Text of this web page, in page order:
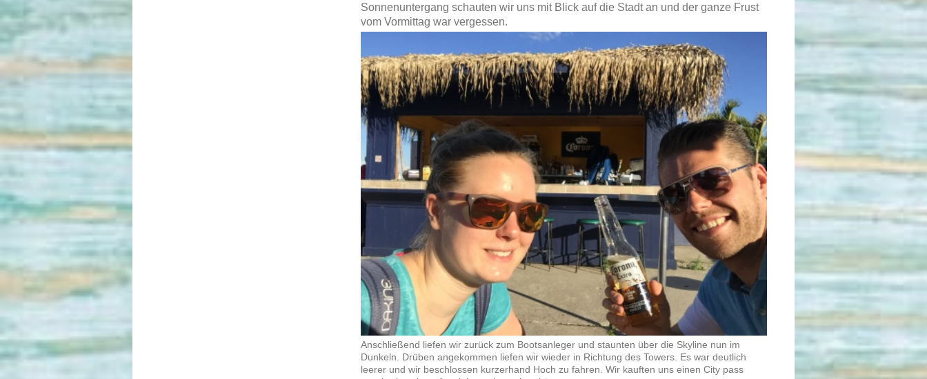
Sonnenuntergang schauten wir uns mit Blick auf die Stadt an und der ganze Frust
vom Vormittag war vergessen.
Anschließend liefen wir zurück zum Bootsanleger und staunten über die Skyline nun im
Dunkeln. Drüben angekommen liefen wir wieder in Richtung des Towers. Es war deutlich
leerer und wir beschlossen kurzerhand Hoch zu fahren. Wir kauften uns einen City pass